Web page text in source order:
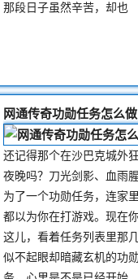
那段日子虽然辛苦，却也
网通传奇功勋任务怎么做
还记得那个在沙巴克城外
夜晚吗？刀光剑影、血雨
为了一个功勋任务，连家
都以为你在打游戏。现在
这儿，看着任务列表里那
似不起眼却暗藏玄机的功